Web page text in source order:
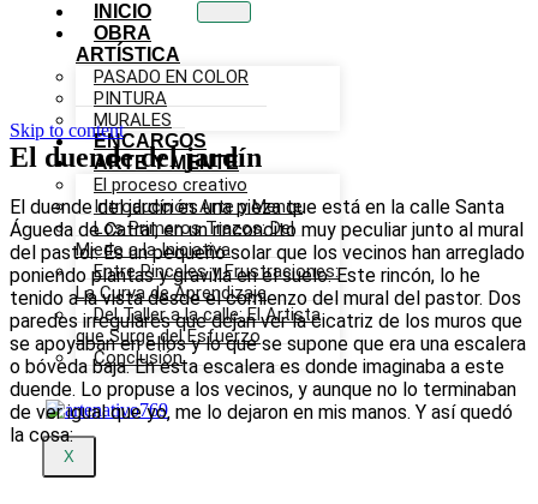
INICIO
OBRA
ARTÍSTICA
PASADO EN COLOR
PINTURA
MURALES
ENCARGOS
ARTE Y MENTE
El proceso creativo
Introducción Arte y Mente
Los Primeros Trazos: Del
Miedo a la Iniciativa
Entre Pinceles y Frustraciones:
La Curva de Aprendizaje
Del Taller a la calle: El Artista
que Surge del Esfuerzo
Conclusión
X
Skip to content
El duende del jardín
Posted
on
24
noviembre,
202310
enero,
2026
Artenativo
El duende del jardín es una pieza que está en la calle Santa
Águeda de Catral, en un rinconcito muy peculiar junto al mural
del pastor. Es un pequeño solar que los vecinos han arreglado
poniendo plantas y gravilla en el suelo. Este rincón, lo he
tenido a la vista desde el comienzo del mural del pastor. Dos
paredes irregulares que dejan ver la cicatriz de los muros que
se apoyaban en ellos y lo que se supone que era una escalera
o bóveda baja. En esta escalera es donde imaginaba a este
duende. Lo propuse a los vecinos, y aunque no lo terminaban
de ver igual que yo, me lo dejaron en mis manos. Y así quedó
la cosa: